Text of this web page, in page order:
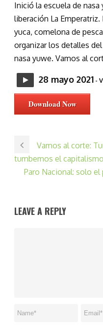
Inició la escuela de
liberación La
yuca, comelona de
organizar los detalles
nasa yuwe. Vamos al
28 mayo 2021 -
Download Now
Vamos al corte:
tumbemos el capitalismo
Paro Nacional: solo
LEAVE A REPLY